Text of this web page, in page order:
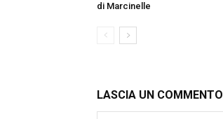
di Marcinelle
LASCIA UN COMMENTO